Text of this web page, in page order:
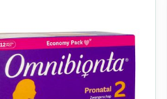
Supplementen
Mondmaskers